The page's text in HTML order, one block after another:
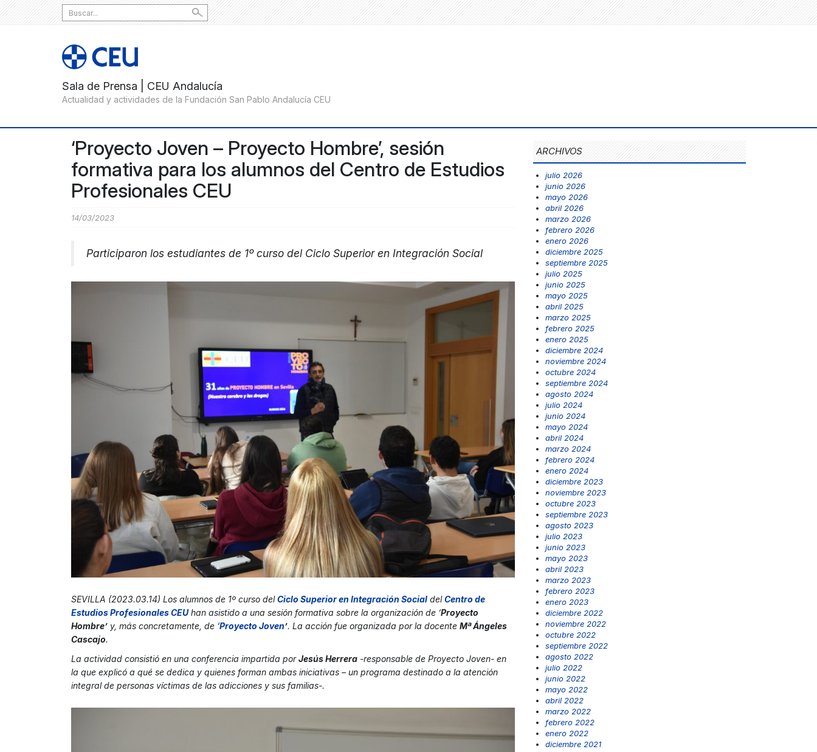
Search
for:
‘Proyecto Joven – Proyecto Hombre’, sesión
formativa para los alumnos del Centro de Estudios
Profesionales CEU
14/03/2023
Participaron los estudiantes de 1º curso del Ciclo Superior en Integración Social
SEVILLA (2023.03.14) Los alumnos de 1º curso delCiclo Superior en Integración Social delCentro de
Estudios Profesionales CEUhan asistido a una sesión formativa sobre la organización de ‘Proyecto
Hombre’ y, más concretamente, de ‘Proyecto Joven’. La acción fue organizada por la docente Mª Ángeles
Cascajo.
La actividad consistió en una conferencia impartida porJesús Herrera -responsable de Proyecto Joven- en
la que explicó a qué se dedica y quienes forman ambas iniciativas – un programa destinado a la atención
integral de personas víctimas de las adicciones y sus familias-.
ARCHIVOS
julio 2026
junio 2026
mayo 2026
abril 2026
marzo 2026
febrero 2026
enero 2026
diciembre 2025
septiembre 2025
julio 2025
junio 2025
mayo 2025
abril 2025
marzo 2025
febrero 2025
enero 2025
diciembre 2024
noviembre 2024
octubre 2024
septiembre 2024
agosto 2024
julio 2024
junio 2024
mayo 2024
abril 2024
marzo 2024
febrero 2024
enero 2024
diciembre 2023
noviembre 2023
octubre 2023
septiembre 2023
agosto 2023
julio 2023
junio 2023
mayo 2023
abril 2023
marzo 2023
febrero 2023
enero 2023
diciembre 2022
noviembre 2022
octubre 2022
septiembre 2022
agosto 2022
julio 2022
junio 2022
mayo 2022
abril 2022
marzo 2022
febrero 2022
enero 2022
diciembre 2021